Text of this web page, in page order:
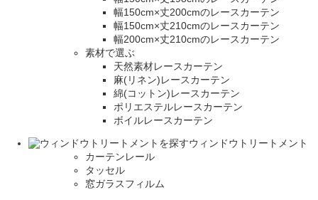
幅150cm×丈200cmのレースカーテン
幅150cm×丈210cmのレースカーテン
幅200cm×丈210cmのレースカーテン
素材で選ぶ
天然素材レースカーテン
麻(リネン)レースカーテン
綿(コットン)レースカーテン
ポリエステルレースカーテン
ボイルレースカーテン
ウィンドウトリートメント
カーテンレール
タッセル
窓ガラスフィルム